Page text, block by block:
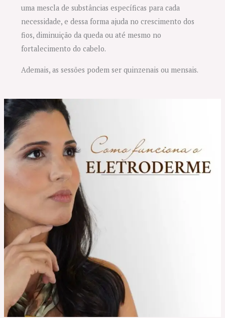
uma mescla de substâncias específicas para cada
necessidade, e dessa forma ajuda no crescimento dos
fios, diminuição da queda ou até mesmo no
fortalecimento do cabelo.
Ademais, as sessões podem ser quinzenais ou mensais.